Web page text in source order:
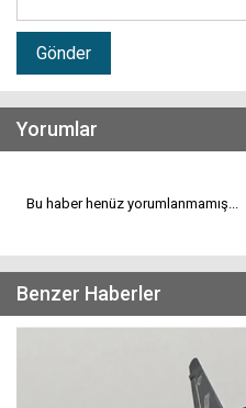
Gönder
Yorumlar
Bu haber henüz yorumlanmamış...
Benzer Haberler